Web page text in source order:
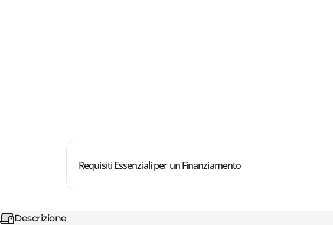
Requisiti Essenziali per un Finanziamento
Descrizione